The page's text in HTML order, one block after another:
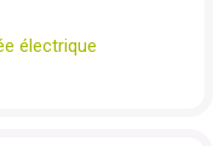
électrique